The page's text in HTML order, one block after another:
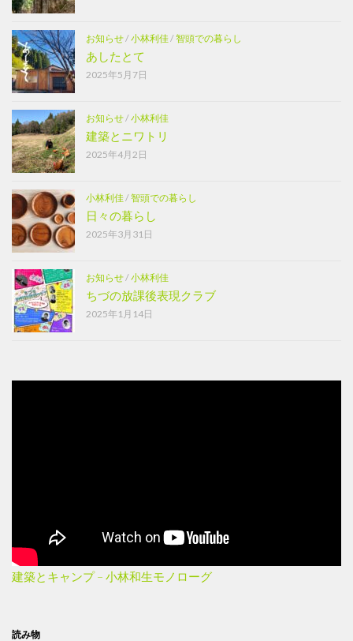
お知らせ/小林利佳/智頭での暮らし
あしたとて
2025年5月7日
お知らせ/小林利佳
建築とニワトリ
2025年4月2日
小林利佳/智頭での暮らし
日々の暮らし
2025年3月31日
お知らせ/小林利佳
ちづの放課後表現クラブ
2025年1月14日
建築とキャンプ – 小林和生モノローグ
読み物